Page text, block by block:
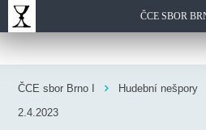
ČCE SBOR
ČCE sbor Brno I Hudební nešpory
2.4.2023